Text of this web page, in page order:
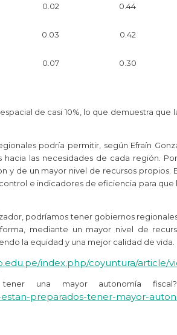
0.02 0.44
0.03 0.42
0.07 0.30
de casi 10%, lo que demuestra
podría permitir, según Efraín
las necesidades de cada región.
y de un mayor nivel de recursos
e indicadores de eficiencia para
podríamos tener gobiernos
mediante un mayor nivel de
la equidad y una mejor calidad de vida.
index.php/coyuntura/article/
tener una mayor autonomía
preparados-tener-mayor-